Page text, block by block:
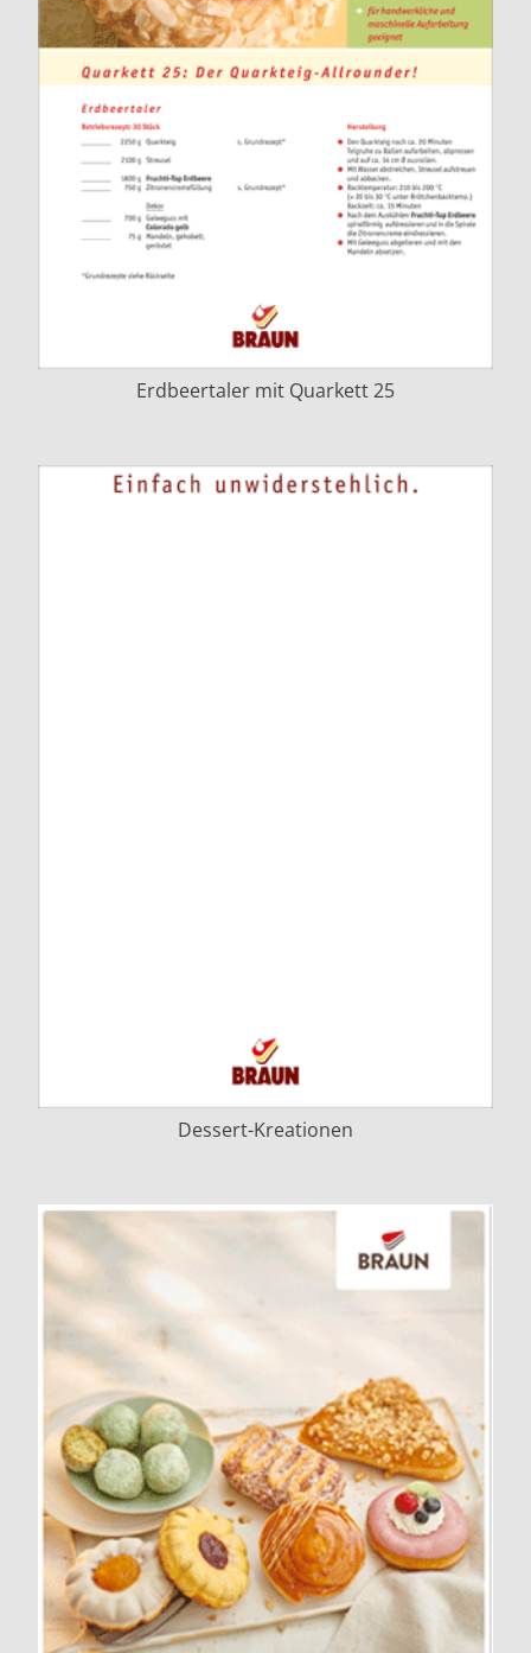
Erdbeertaler mit Quarkett 25
Dessert-Kreationen